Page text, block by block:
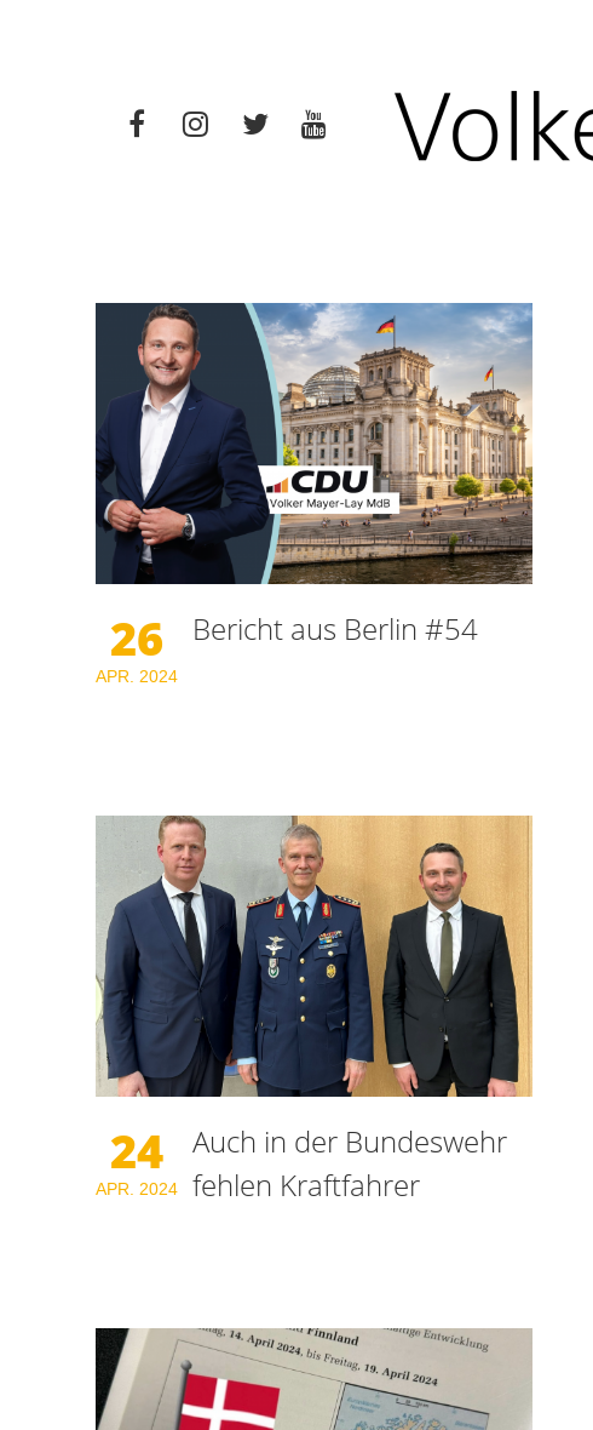
26
APR. 2024
Bericht aus Berlin #54
24
APR. 2024
Auch in der Bundeswehr
fehlen Kraftfahrer